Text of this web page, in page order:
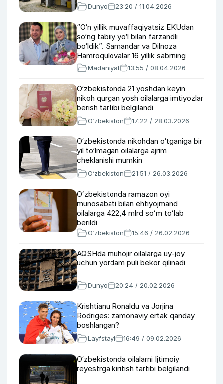
Dunyo 23:20 / 11.04.2026
“O‘n yillik muvaffaqiyatsiz EKUdan
so‘ng tabiiy yo‘l bilan farzandli
bo‘ldik”. Samandar va Dilnoza
Hamroqulovalar 16 yillik sabrning
mukofoti haqida
Madaniyat 13:55 / 08.04.2026
O‘zbekistonda 21 yoshdan keyin
nikoh qurgan yosh oilalarga imtiyozlar
berish tartibi belgilandi
O‘zbekiston 17:22 / 28.03.2026
O‘zbekistonda nikohdan o‘tganiga bir
yil to‘lmagan oilalarga ajrim
cheklanishi mumkin
O‘zbekiston 21:51 / 26.03.2026
Oʻzbekistonda ramazon oyi
munosabati bilan ehtiyojmand
oilalarga 422,4 mlrd soʻm toʻlab
berildi
O‘zbekiston 15:46 / 26.02.2026
AQSHda muhojir oilalarga uy-joy
uchun yordam puli bekor qilinadi
Dunyo 20:24 / 20.02.2026
Krishtianu Ronaldu va Jorjina
Rodriges: zamonaviy ertak qanday
boshlangan?
Layfstayl 16:49 / 09.02.2026
O‘zbekistonda oilalarni Ijtimoiy
reyestrga kiritish tartibi belgilandi